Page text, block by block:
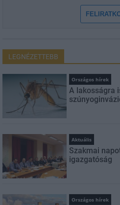
LEGNÉZETTEBB
Országos hírek
A lakosságra
Aktuális
Szakmai
igazgatóság
Országos hírek